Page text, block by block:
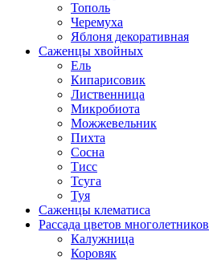
Тополь
Черемуха
Яблоня декоративная
Саженцы хвойных
Ель
Кипарисовик
Лиственница
Микробиота
Можжевельник
Пихта
Сосна
Тисс
Тсуга
Туя
Саженцы клематиса
Рассада цветов многолетников
Калужница
Коровяк